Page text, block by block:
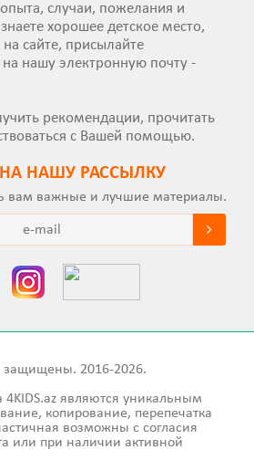
случаи, пожелания и
хорошее детское место,
сайте, присылайте
нашу электронную почту -
рекомендации, прочитать
с Вашей помощью.
НАШУ РАССЫЛКУ
вам важные и лучшие материалы.
защищены. 2016-2026.
4KIDS.az являются уникальным
копирование, перепечатка
возможны с согласия
или при наличии активной